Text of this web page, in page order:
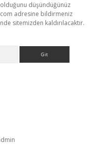
olduğunu düşündüğünüz
adresine bildirmeniz
sitemizden kaldırılacaktır.